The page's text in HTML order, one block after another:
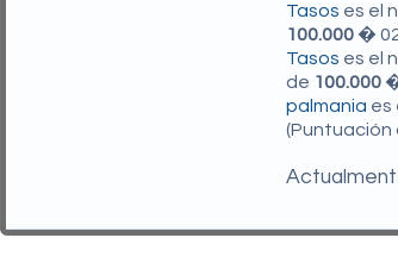
Tasos es el
100.000 �
Tasos es el
de 100.000
palmania es
(Puntuación